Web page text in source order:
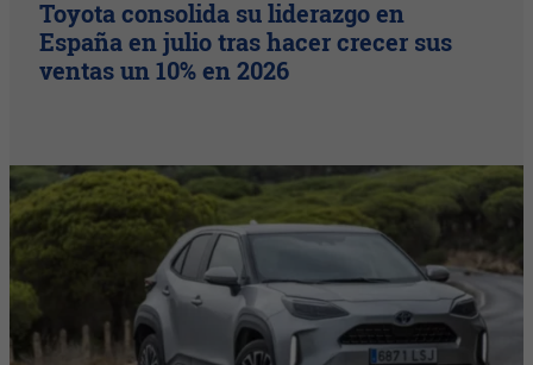
Toyota consolida su liderazgo en
España en julio tras hacer crecer sus
ventas un 10% en 2026